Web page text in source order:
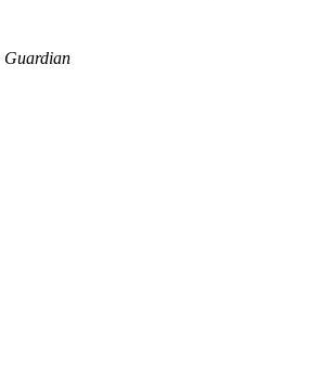
Guardian